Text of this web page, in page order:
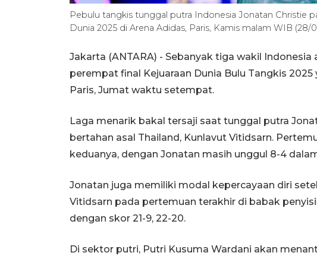
Pebulu tangkis tunggal putra Indonesia Jonatan Christie
Dunia 2025 di Arena Adidas, Paris, Kamis malam WIB (28/
Jakarta (ANTARA) - Sebanyak tiga wakil
perempat final Kejuaraan Dunia Bulu Tangkis
Paris, Jumat waktu setempat.
Laga menarik bakal tersaji saat tunggal putra
bertahan asal Thailand, Kunlavut Vitidsarn.
keduanya, dengan Jonatan masih unggul 8-4
Jonatan juga memiliki modal kepercayaan diri
Vitidsarn pada pertemuan terakhir di babak
dengan skor 21-9, 22-20.
Di sektor putri, Putri Kusuma Wardani akan